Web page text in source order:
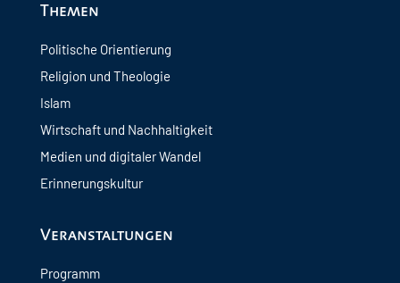
Themen
Politische Orientierung
Religion und Theologie
Islam
Wirtschaft und Nachhaltigkeit
Medien und digitaler Wandel
Erinnerungskultur
Veranstaltungen
Programm